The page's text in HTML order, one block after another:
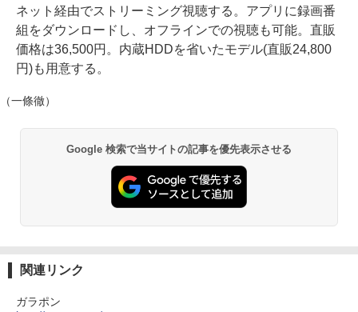
ネット経由でストリーミング視聴する。アプリに録画番
組をダウンロードし、オフラインでの視聴も可能。直販
価格は36,500円。内蔵HDDを省いたモデル(直販24,800
円)も用意する。
（一條徹）
Google 検索で当サイトの記事を優先表示させる
関連リンク
ガラポン